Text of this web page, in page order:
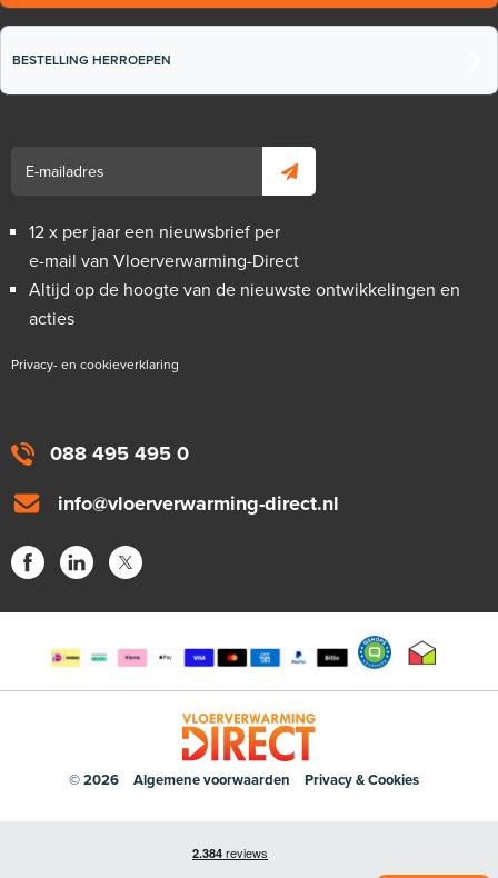
088 495 495 0
info@vloerverwarming-direct.nl
BESTELLING HERROEPEN
12 x per jaar een nieuwsbrief per
e-mail van Vloerverwarming-Direct
Altijd op de hoogte van de nieuwste ontwikkelingen en
acties
Privacy- en cookieverklaring
© 2026 Algemene voorwaarden Privacy & Cookies